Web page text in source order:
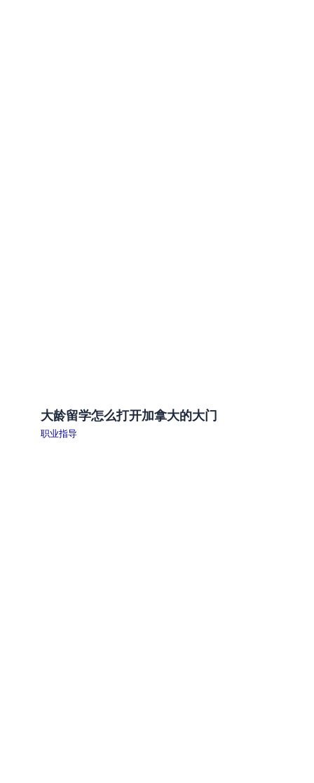
大龄留学怎么打开加拿大的大门
职业指导